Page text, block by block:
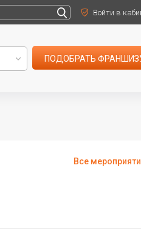
Войти в
ПОДОБРАТЬ
Все